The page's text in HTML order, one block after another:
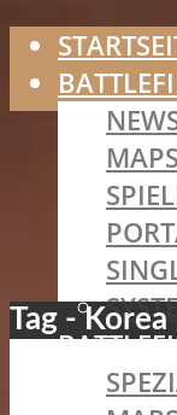
MAPS
Tag - Korea